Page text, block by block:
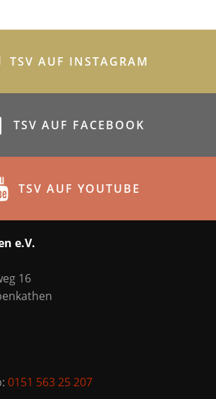
TSV AUF INSTAGRAM
TSV AUF FACEBOOK
TSV AUF YOUTUBE
e.V.
16
0151 563 25 207